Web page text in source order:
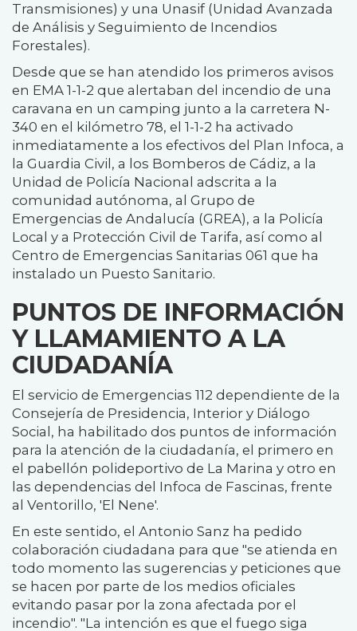
Transmisiones) y una Unasif (Unidad Avanzada
de Análisis y Seguimiento de Incendios
Forestales).
Desde que se han atendido los primeros avisos
en EMA 1-1-2 que alertaban del incendio de una
caravana en un camping junto a la carretera N-
340 en el kilómetro 78, el 1-1-2 ha activado
inmediatamente a los efectivos del Plan Infoca, a
la Guardia Civil, a los Bomberos de Cádiz, a la
Unidad de Policía Nacional adscrita a la
comunidad autónoma, al Grupo de
Emergencias de Andalucía (GREA), a la Policía
Local y a Protección Civil de Tarifa, así como al
Centro de Emergencias Sanitarias 061 que ha
instalado un Puesto Sanitario.
PUNTOS DE INFORMACIÓN
Y LLAMAMIENTO A LA
CIUDADANÍA
El servicio de Emergencias 112 dependiente de la
Consejería de Presidencia, Interior y Diálogo
Social, ha habilitado dos puntos de información
para la atención de la ciudadanía, el primero en
el pabellón polideportivo de La Marina y otro en
las dependencias del Infoca de Fascinas, frente
al Ventorillo, 'El Nene'.
En este sentido, el Antonio Sanz ha pedido
colaboración ciudadana para que "se atienda en
todo momento las sugerencias y peticiones que
se hacen por parte de los medios oficiales
evitando pasar por la zona afectada por el
incendio". "La intención es que el fuego siga